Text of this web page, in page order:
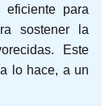
para
sostener la
Este
lo hace, a un